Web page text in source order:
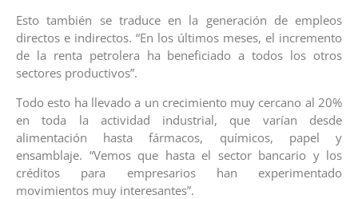
Esto también se traduce en la generación de empleos
directos e indirectos. “En los últimos meses, el incremento
de la renta petrolera ha beneficiado a todos los otros
sectores productivos”.
Todo esto ha llevado a un crecimiento muy cercano al 20%
en toda la actividad industrial, que varían desde
alimentación hasta fármacos, químicos, papel y
ensamblaje. “Vemos que hasta el sector bancario y los
créditos para empresarios han experimentado
movimientos muy interesantes”.